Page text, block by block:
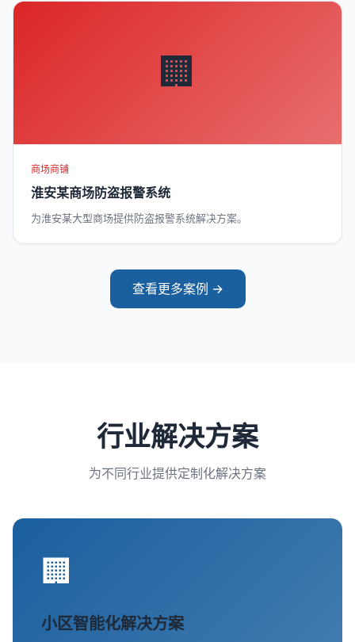
🏢
商场商铺
淮安某商场防盗报警系统
为淮安某大型商场提供防盗报警系统解决方案。
查看更多案例 →
行业解决方案
为不同行业提供定制化解决方案
🏢
小区智能化解决方案